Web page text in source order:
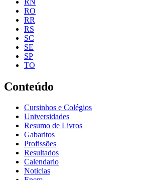
RO
RR
RS
SC
SE
SP
TO
Conteúdo
Cursinhos e Colégios
Universidades
Resumo de Livros
Gabaritos
Profissões
Resultados
Calendario
Noticias